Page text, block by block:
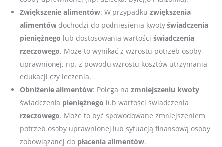
Zwiększenie alimentów: W przypadku zwiększenia
alimentów dochodzi do podniesienia kwoty świadczenia
pieniężnego lub dostosowania wartości świadczenia
rzeczowego. Może to wynikać z wzrostu potrzeb osoby
uprawnionej, np. z powodu wzrostu kosztów utrzymania,
edukacji czy leczenia.
Obniżenie alimentów: Polega na zmniejszeniu kwoty
świadczenia pieniężnego lub wartości świadczenia
rzeczowego. Może to być spowodowane zmniejszeniem
potrzeb osoby uprawnionej lub sytuacją finansową osoby
zobowiązanej do płacenia alimentów.